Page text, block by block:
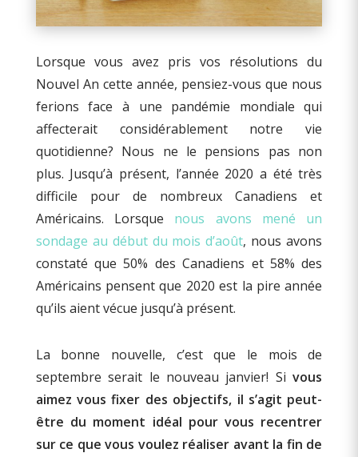
Lorsque vous avez pris vos résolutions du
Nouvel An cette année, pensiez-vous que nous
ferions face à une pandémie mondiale qui
affecterait considérablement notre vie
quotidienne? Nous ne le pensions pas non
plus. Jusqu’à présent, l’année 2020 a été très
difficile pour de nombreux Canadiens et
Américains. Lorsque nous avons mené un
sondage au début du mois d’août, nous avons
constaté que 50% des Canadiens et 58% des
Américains pensent que 2020 est la pire année
qu’ils aient vécue jusqu’à présent.
La bonne nouvelle, c’est que le mois de
septembre serait le nouveau janvier! Sivous
aimez vous fixer des objectifs, il s’agit peut-
être du moment idéal pour vous recentrer
sur ce que vous voulez réaliser avant la fin de